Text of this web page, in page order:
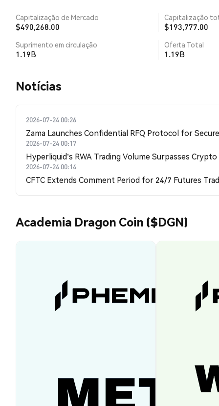
Capitalização de Mercado
$490,268.00
Capitalização
$193,777.00
Suprimento em circulação
1.19B
Oferta Total
1.19B
​​Notícias​​
2026-07-24 00:26
Zama Launches Confidential RFQ Protocol for
2026-07-24 00:17
Hyperliquid's RWA Trading Volume Surpasses
2026-07-24 00:14
CFTC Extends Comment Period for 24/7 Futures
Academia Dragon Coin ($DGN)